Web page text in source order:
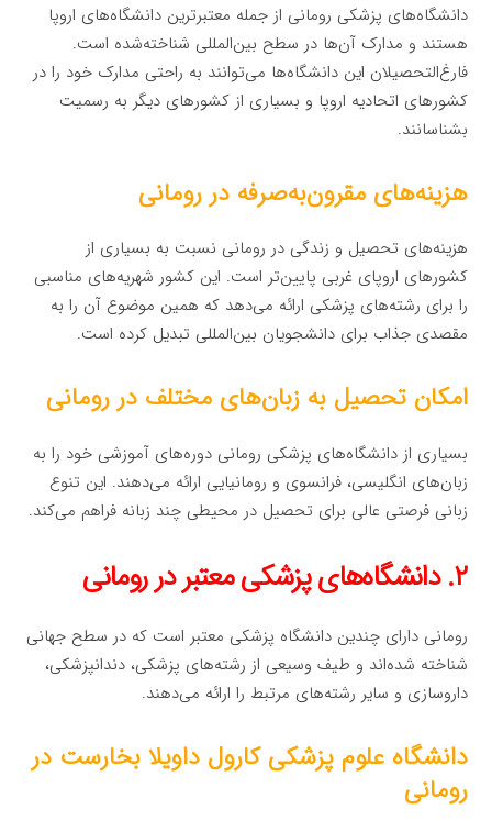
دانشگاه‌های پزشکی رومانی از جمله معتبرترین دانشگاه‌های اروپا
هستند و مدارک آن‌ها در سطح بین‌المللی شناخته‌شده است.
فارغ‌التحصیلان این دانشگاه‌ها می‌توانند به راحتی مدارک خود را در
کشورهای اتحادیه اروپا و بسیاری از کشورهای دیگر به رسمیت
بشناسانند.
هزینه‌های مقرون‌به‌صرفه در رومانی
هزینه‌های تحصیل و زندگی در رومانی نسبت به بسیاری از
کشورهای اروپای غربی پایین‌تر است. این کشور شهریه‌های مناسبی
را برای رشته‌های پزشکی ارائه می‌دهد که همین موضوع آن را به
مقصدی جذاب برای دانشجویان بین‌المللی تبدیل کرده است.
امکان تحصیل به زبان‌های مختلف در رومانی
بسیاری از دانشگاه‌های پزشکی رومانی دوره‌های آموزشی خود را به
زبان‌های انگلیسی، فرانسوی و رومانیایی ارائه می‌دهند. این تنوع
زبانی فرصتی عالی برای تحصیل در محیطی چند زبانه فراهم می‌کند.
۲. دانشگاه‌های پزشکی معتبر در رومانی
رومانی دارای چندین دانشگاه پزشکی معتبر است که در سطح جهانی
شناخته شده‌اند و طیف وسیعی از رشته‌های پزشکی، دندانپزشکی،
داروسازی و سایر رشته‌های مرتبط را ارائه می‌دهند.
دانشگاه علوم پزشکی کارول داویلا بخارست در
رومانی